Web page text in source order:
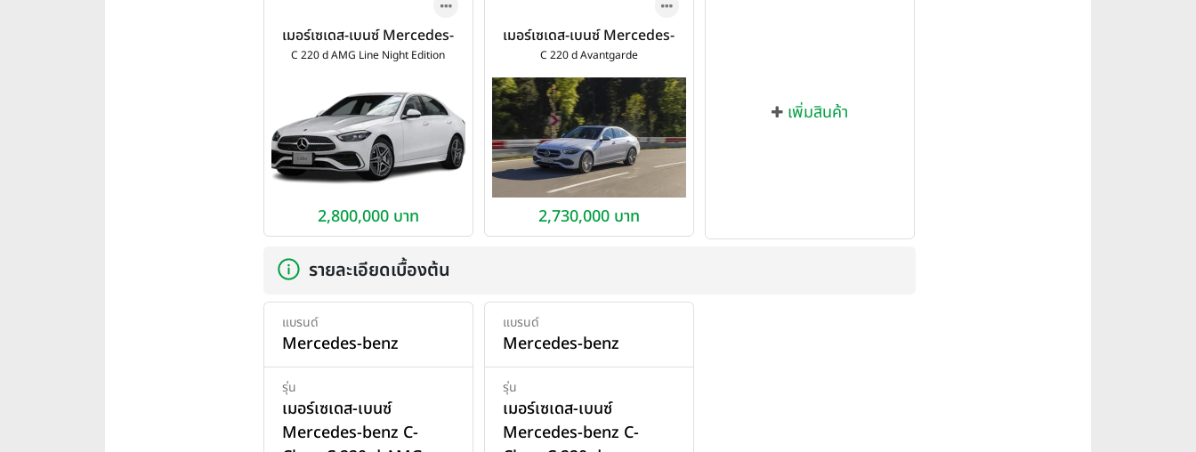
เมอร์เซเดส-เบนซ์ Mercedes-
benz C-Class C 220 d AMG
C 220 d AMG Line Night Edition
2,800,000 บาท
เมอร์เซเดส-เบนซ์ Mercedes-
benz C-Class C 220 d
Avantgarde ปี 2022
C 220 d Avantgarde
2,730,000 บาท
เพิ่มสินค้า
รายละเอียดเบื้องต้น
แบรนด์
Mercedes-benz
รุ่น
เมอร์เซเดส-เบนซ์
Mercedes-benz C-
แบรนด์
Mercedes-benz
รุ่น
เมอร์เซเดส-เบนซ์
Mercedes-benz C-